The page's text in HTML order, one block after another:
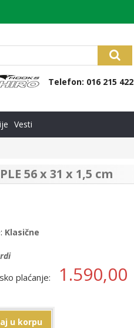
Telefon: 016 215 422
Vesti
56 x 31 x 1,5 cm
Klasične
plaćanje: 1.590,00
u korpu